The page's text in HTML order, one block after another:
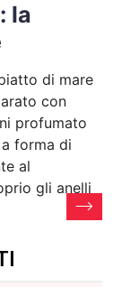
la
di mare
con
profumato
forma di
al
gli anelli